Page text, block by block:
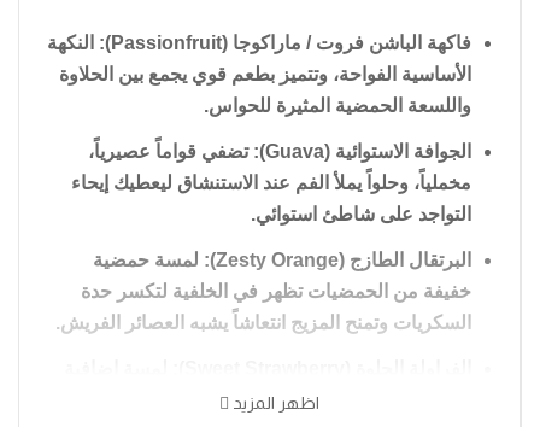
فاكهة الباشن فروت / ماراكوجا (Passionfruit):
النكهة
الأساسية الفواحة، وتتميز بطعم قوي يجمع بين الحلاوة
واللسعة الحمضية المثيرة للحواس.
الجوافة الاستوائية (Guava):
تضفي قواماً عصيرياً،
مخملياً، وحلواً يملأ الفم عند الاستنشاق ليعطيك إيحاء
التواجد على شاطئ استوائي.
البرتقال الطازج (Zesty Orange):
لمسة حمضية
خفيفة من الحمضيات تظهر في الخلفية لتكسر حدة
السكريات وتمنح المزيج انتعاشاً يشبه العصائر الفريش.
خاصة بشركة إليسيان تظهر عند الزفير لتدمج الفواكه
اظهر المزيد